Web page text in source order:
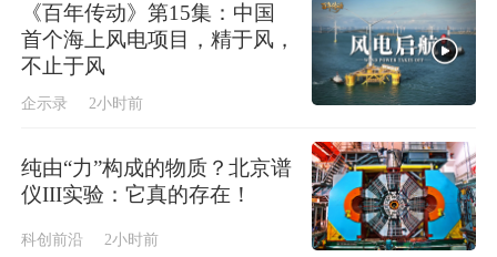
《百年传动》第15集：中国
首个海上风电项目，精于风，
不止于风
企示录 2小时前
纯由“力”构成的物质？北京谱
仪III实验：它真的存在！
科创前沿 2小时前